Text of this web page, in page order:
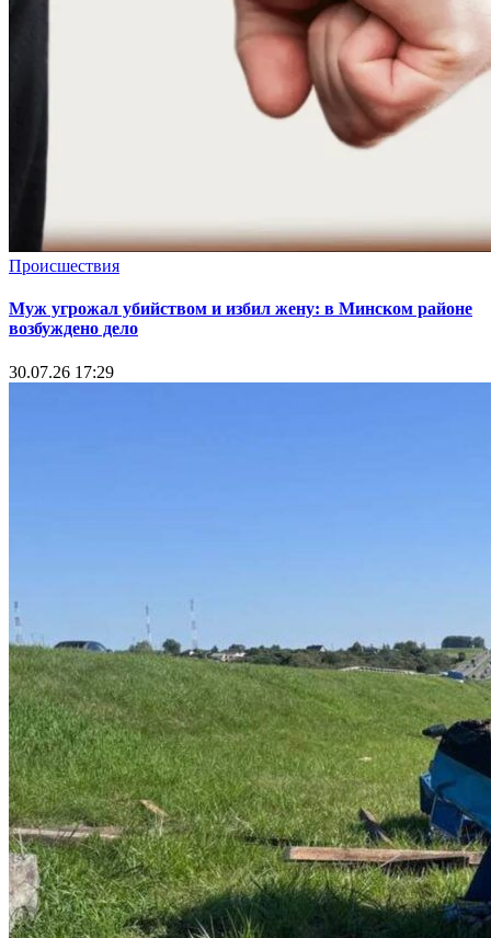
Происшествия
Муж угрожал убийством и избил жену: в Минском районе
возбуждено дело
30.07.26 17:29